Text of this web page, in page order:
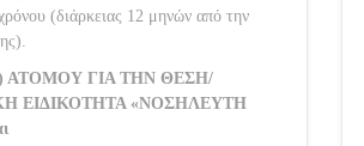
(διάρκειας 12 μηνών από την
ΑΤΟΜΟΥ ΓΙΑ ΤΗΝ ΘΕΣΗ/
ΕΙΔΙΚΟΤΗΤΑ «ΝΟΣΗΛΕΥΤΗ